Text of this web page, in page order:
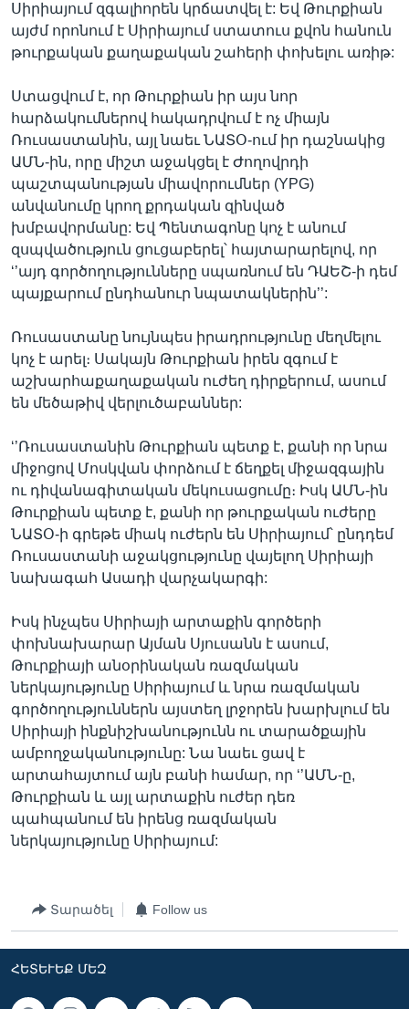
Սիրիայում զգալիորեն կրճատվել է: Եվ Թուրքիան
այժմ որոնում է Սիրիայում ստատուս քվոն հանուն
թուրքական քաղաքական շահերի փոխելու առիթ:
Ստացվում է, որ Թուրքիան իր այս նոր
հարձակումներով հակադրվում է ոչ միայն
Ռուսաստանին, այլ նաեւ ՆԱՏՕ-ում իր դաշնակից
ԱՄՆ-ին, որը միշտ աջակցել է Ժողովրդի
պաշտպանության միավորումներ (YPG)
անվանումը կրող քրդական զինված
խմբավորմանը: Եվ Պենտագոնը կոչ է անում
զսպվածություն ցուցաբերել՝ հայտարարելով, որ
‘’այդ գործողությունները սպառնում են ԴԱԵՇ-ի դեմ
պայքարում ընդհանուր նպատակներին’’:
Ռուսաստանը նույնպես իրադրությունը մեղմելու
կոչ է արել։ Սակայն Թուրքիան իրեն զգում է
աշխարհաքաղաքական ուժեղ դիրքերում, ասում
են մեծաթիվ վերլուծաբաններ:
‘’Ռուսաստանին Թուրքիան պետք է, քանի որ նրա
միջոցով Մոսկվան փորձում է ճեղքել միջազգային
ու դիվանագիտական մեկուսացումը։ Իսկ ԱՄՆ-ին
Թուրքիան պետք է, քանի որ թուրքական ուժերը
ՆԱՏՕ-ի գրեթե միակ ուժերն են Սիրիայում՝ ընդդեմ
Ռուսաստանի աջակցությունը վայելող Սիրիայի
նախագահ Ասադի վարչակարգի:
Իսկ ինչպես Սիրիայի արտաքին գործերի
փոխնախարար Այման Սյուսանն է ասում,
Թուրքիայի անօրինական ռազմական
ներկայությունը Սիրիայում և նրա ռազմական
գործողություններն այստեղ լրջորեն խարխլում են
Սիրիայի ինքնիշխանությունն ու տարածքային
ամբողջականությունը: Նա նաեւ ցավ է
արտահայտում այն բանի համար, որ ‘’ԱՄՆ-ը,
Թուրքիան և այլ արտաքին ուժեր դեռ
պահպանում են իրենց ռազմական
ներկայությունը Սիրիայում:
Տարածել Follow us
ՀԵՏԵՒԵՔ ՄԵԶ